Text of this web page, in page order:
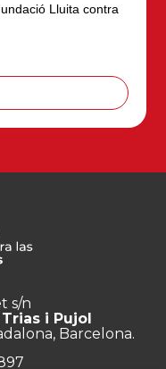
Lluita contra
s/n
i Pujol
Barcelona.